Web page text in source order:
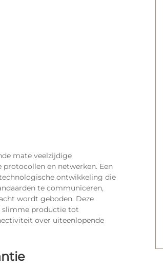
mate veelzijdige
en netwerken. Een
ontwikkeling die
te communiceren,
wordt geboden. Deze
slimme productie tot
over uiteenlopende